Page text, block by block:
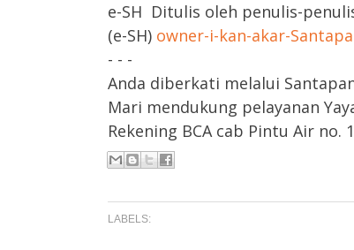
e-SH Ditulis oleh penulis-
(e-SH) owner-i-kan-akar-
- - -
Anda diberkati melalui
Mari mendukung pelayanan
Rekening BCA cab Pintu Air no.
LABELS: